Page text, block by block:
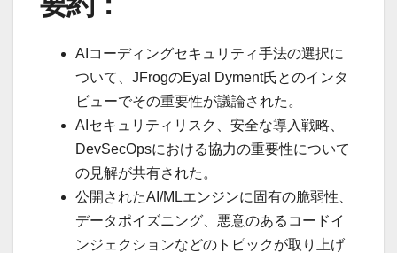
AIコーディングセキュリティ手法の選択に
ついて、JFrogのEyal Dyment氏とのインタ
ビューでその重要性が議論された。
AIセキュリティリスク、安全な導入戦略、
DevSecOpsにおける協力の重要性について
の見解が共有された。
公開されたAI/MLエンジンに固有の脆弱性、
データポイズニング、悪意のあるコードイ
ンジェクションなどのトピックが取り上げ